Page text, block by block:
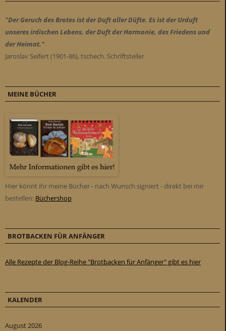
"Der Geruch des Brotes ist der Duft aller Düfte. Es ist der Urduft
unseres irdischen Lebens, der Duft der Harmonie, des Friedens und
der Heimat."
Jaroslav Seifert (1901-86), tschech. Schriftsteller
MEINE BÜCHER
Hier könnt ihr meine Bücher - nach Wunsch signiert - direkt bei mir
bestellen: Büchershop
BROTBACKEN FÜR ANFÄNGER
Alle Rezepte der Blog-Reihe "Brotbacken für Anfänger" gibt es hier
KALENDER
August 2026